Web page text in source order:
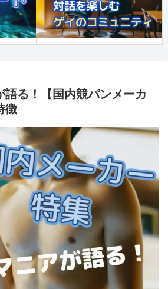
語る！【国内競パンメーカ
徴